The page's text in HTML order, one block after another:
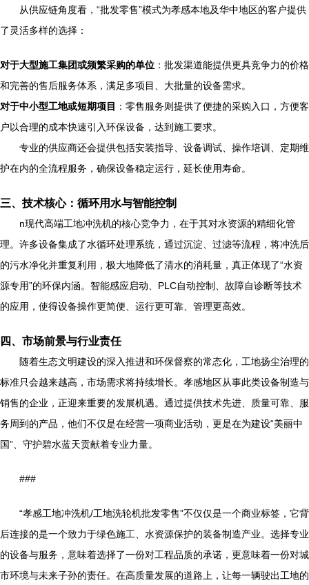
从供应链角度看，“批发零售”模式为孝感本地及华中地区的客户提供
了灵活多样的选择：
对于大型施工集团或频繁采购的单位 ：批发渠道能提供更具竞争力的价格
和完善的售后服务体系，满足多项目、大批量的设备需求。
对于中小型工地或短期项目 ：零售服务则提供了便捷的采购入口，方便客
户以合理的成本快速引入环保设备，达到施工要求。
专业的供应商还会提供包括安装指导、设备调试、操作培训、定期维
护在内的全流程服务，确保设备稳定运行，延长使用寿命。
三、技术核心：循环用水与智能控制
n现代高端工地冲洗机的核心竞争力，在于其对水资源的精细化管
理。许多设备集成了水循环处理系统，通过沉淀、过滤等流程，将冲洗后
的污水净化并重复利用，极大地降低了清水的消耗量，真正体现了“水资
源专用”的环保内涵。智能感应启动、PLC自动控制、故障自诊断等技术
的应用，使得设备操作更简便、运行更可靠、管理更高效。
四、市场前景与行业责任
随着生态文明建设的深入推进和环保督察的常态化，工地扬尘治理的
标准只会越来越高，市场需求将持续增长。孝感地区从事此类设备制造与
销售的企业，正迎来重要的发展机遇。通过提供技术先进、质量可靠、服
务周到的产品，他们不仅是在经营一项商业活动，更是在为建设“美丽中
国”、守护碧水蓝天贡献着专业力量。
###
“孝感工地冲洗机/工地洗轮机批发零售”不仅仅是一个商业标签，它背
后连接的是一个致力于绿色施工、水资源保护的装备制造产业。选择专业
的设备与服务，意味着选择了一份对工程品质的承诺，更意味着一份对城
市环境与未来子孙的责任。在高质量发展的道路上，让每一辆驶出工地的